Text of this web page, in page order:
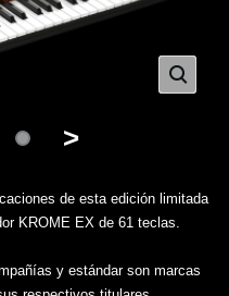
>
de esta edición limitada
KROME EX de 61 teclas.
y estándar son marcas